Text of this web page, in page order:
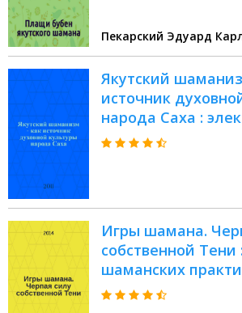
Пекарский Эдуард
Якутский
источник
народа Саха :
Игры шамана.
собственной Тени
шаманских
витки спирали